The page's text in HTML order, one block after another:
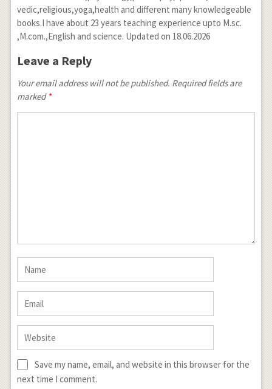
vedic,religious,yoga,health and different many knowledgeable
books.I have about 23 years teaching experience upto M.sc.
,M.com.,English and science. Updated on 18.06.2026
Leave a Reply
Your email address will not be published. Required fields are
marked *
Save my name, email, and website in this browser for the
next time I comment.